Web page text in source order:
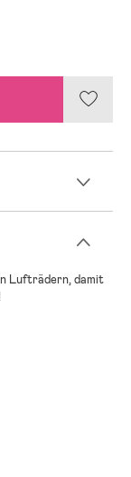
Lufträdern, damit